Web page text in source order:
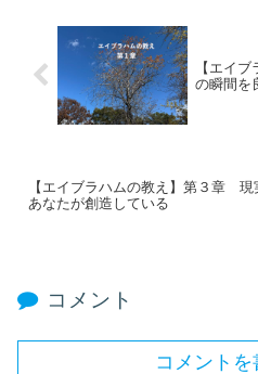
【エイ
の瞬間を
【エイブラハムの教え】第３章 現
あなたが創造している
コメント
コメント